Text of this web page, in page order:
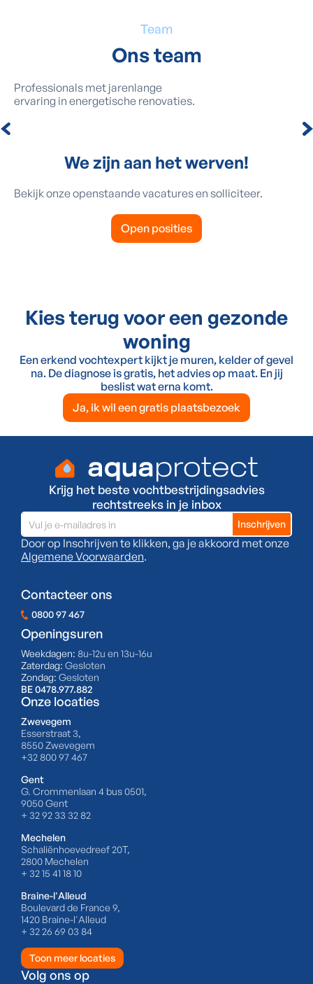
Team
Ons team
Professionals met jarenlange
ervaring in energetische renovaties.
We zijn aan het werven!
Bekijk onze openstaande vacatures en solliciteer.
Open posities
Kies terug voor een gezonde
woning
Een erkend vochtexpert kijkt je muren, kelder of gevel
na. De diagnose is gratis, het advies op maat. En jij
beslist wat erna komt.
Ja, ik wil een gratis plaatsbezoek
Krijg het beste vochtbestrijdingsadvies
rechtstreeks in je inbox
Door op Inschrijven te klikken, ga je akkoord met onze
Algemene Voorwaarden.
Contacteer ons
0800 97 467
Openingsuren
Weekdagen: 8u-12u en 13u-16u
Zaterdag: Gesloten
Zondag: Gesloten
BE 0478.977.882
Onze locaties
Zwevegem
Esserstraat 3,
8550 Zwevegem
+32 800 97 467
Gent
G. Crommenlaan 4 bus 0501,
9050 Gent
+ 32 92 33 32 82
Mechelen
Schaliënhoevedreef 20T,
2800 Mechelen
+ 32 15 41 18 10
Braine-l'Alleud
Boulevard de France 9,
1420 Braine-l'Alleud
+ 32 26 69 03 84
Toon meer locaties
Volg ons op